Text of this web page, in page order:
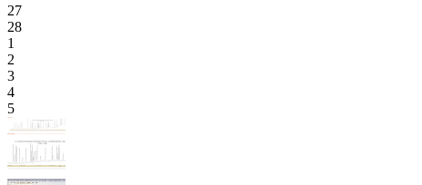
27
28
1
2
3
4
5